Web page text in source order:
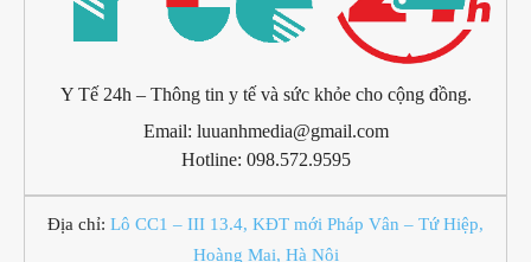
Y Tế 24h – Thông tin y tế và sức khỏe cho cộng đồng.
Email: luuanhmedia@gmail.com
Hotline: 098.572.9595
Địa chỉ: Lô CC1 – III 13.4, KĐT mới Pháp Vân – Tứ Hiệp,
Hoàng Mai, Hà Nội